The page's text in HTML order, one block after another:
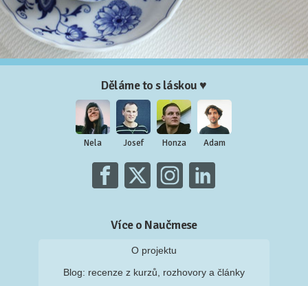
Děláme to s láskou ♥
Nela Josef Honza Adam
Více o Naučmese
O projektu
Blog: recenze z kurzů, rozhovory a články